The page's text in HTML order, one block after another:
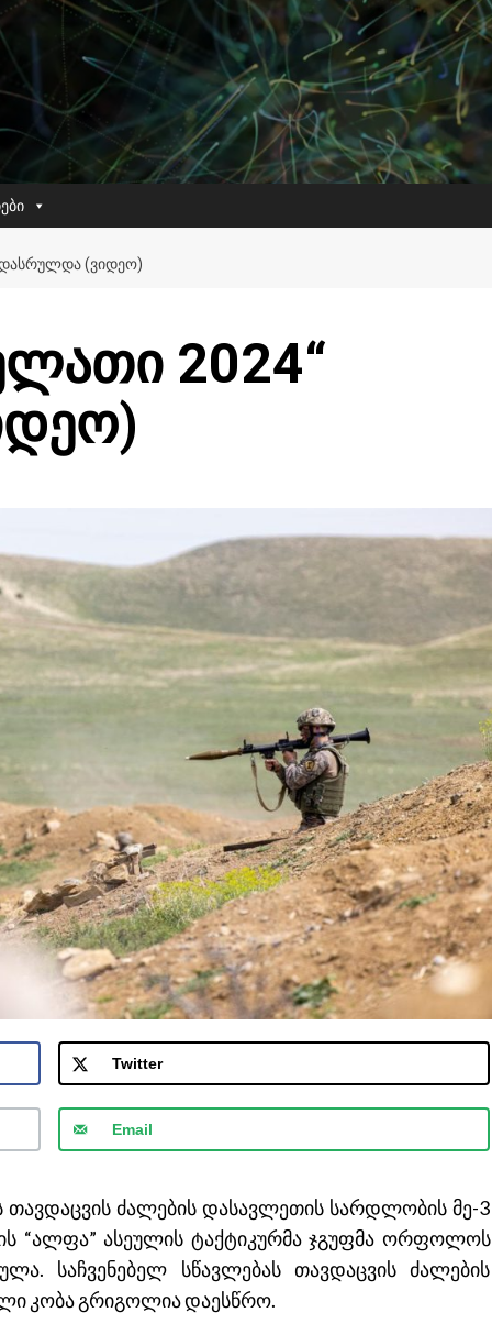
ᲓᲐᲡᲠᲣᲚᲓᲐ (ᲕᲘᲓᲔᲝ)
2024“
Twitter
Email
თავდაცვის ძალების დასავლეთის სარდლობის მე-3
“ალფა” ასეულის ტაქტიკურმა ჯგუფმა ორფოლოს
საჩვენებელ სწავლებას თავდაცვის ძალების
კობა გრიგოლია დაესწრო.